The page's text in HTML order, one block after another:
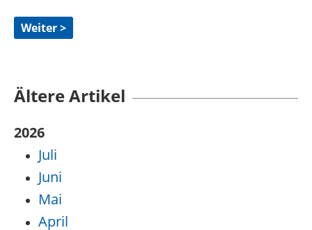
Weiter >
Ältere Artikel
2026
Juli
Juni
Mai
April